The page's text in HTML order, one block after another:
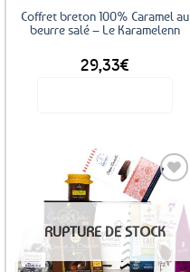
Coffret breton 100% Caramel au
beurre salé – Le Karamelenn
29,33€
Ajouter
aux
favoris
RUPTURE DE STOCK